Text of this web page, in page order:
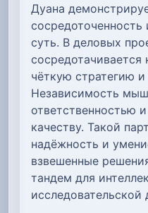
Дуана
сосредоточенность
суть. В деловых
сосредотачивается
чёткую стратегию и
Независимость
ответственностью
качеству. Такой
надёжность и
взвешенные
тандем для
исследовательской